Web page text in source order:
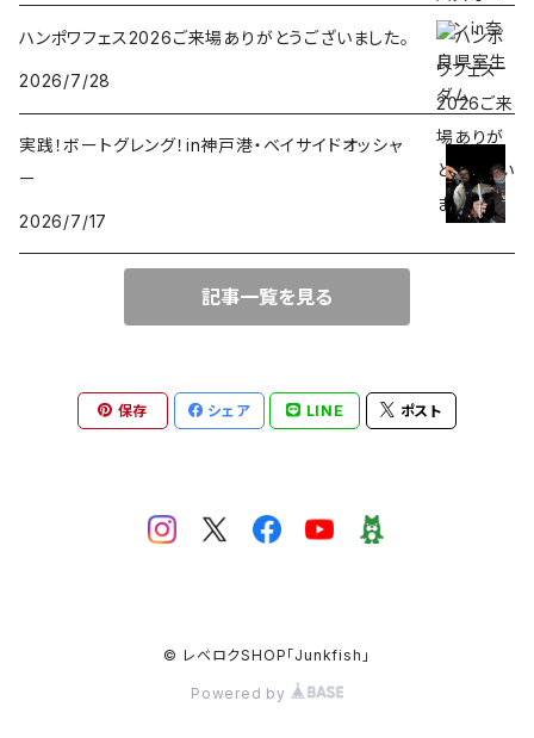
TAKEDA CRAFT
ERTEL
ハンポワフェス2026ご来場ありがとうございました。
2026/7/28
実践！ボートグレング！in神戸港・ベイサイドオッシャ
ー
2026/7/17
記事一覧を見る
保存 シェア LINE ポスト
© レベロクSHOP「Junkfish｣
Powered by